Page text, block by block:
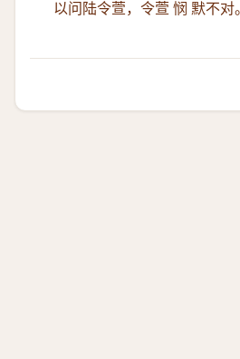
以问陆令萱，令萱 悯 默不对